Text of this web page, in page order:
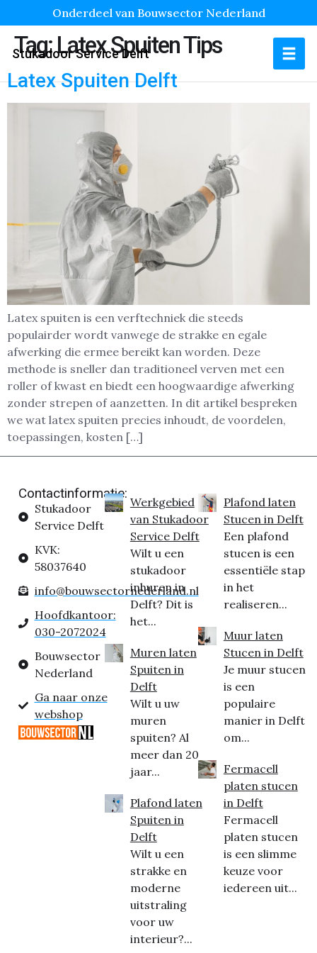
Onderdeel van Bouwsector Nederland
Stukadoor Service Delft
Tag:Latex Spuiten Tips
Latex Spuiten Delft
Latex spuiten is een verftechniek die steeds
populairder wordt vanwege de strakke en egale
afwerking die ermee bereikt kan worden. Deze
methode is sneller dan traditioneel verven met een
roller of kwast en biedt een hoogwaardige afwerking
zonder strepen of aanzetten. In dit artikel bespreken
we wat latex spuiten precies inhoudt, de voordelen,
toepassingen, kosten […]
Contactinformatie:
Stukadoor
Service Delft
KVK:
58037640
info@bouwsectornederland.nl
Hoofdkantoor:
030-2072024
Bouwsector
Nederland
Ga naar onze
webshop
Werkgebied
van Stukadoor
Service Delft
Wilt u een
stukadoor
inhuren in
Delft? Dit is
het...
Muren laten
Spuiten in
Delft
Wilt u uw
muren
spuiten? Al
meer dan 20
jaar...
Plafond laten
Spuiten in
Delft
Wilt u een
strakke en
moderne
uitstraling
voor uw
interieur?...
Plafond laten
Stucen in Delft
Een plafond
stucen is een
essentiële stap
in het
realiseren...
Muur laten
Stucen in Delft
Je muur stucen
is een
populaire
manier in Delft
om...
Fermacell
platen stucen
in Delft
Fermacell
platen stucen
is een slimme
keuze voor
iedereen uit...